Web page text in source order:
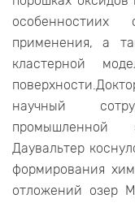
применения, а
кластерной
научный
промышленной
Даувальтер
формирования
отложений озер